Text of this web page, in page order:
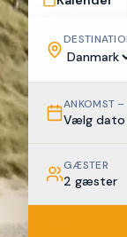
ANKOMST –
Vælg dato
GÆSTER
2 gæster